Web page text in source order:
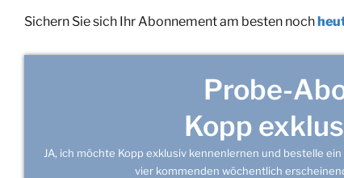
Sichern Sie sich Ihr Abonnement am besten noch
Probe-
Kopp
JA, ich möchte Kopp exklusiv kennenlernen und bestelle ein
vier kommenden wöchentlich